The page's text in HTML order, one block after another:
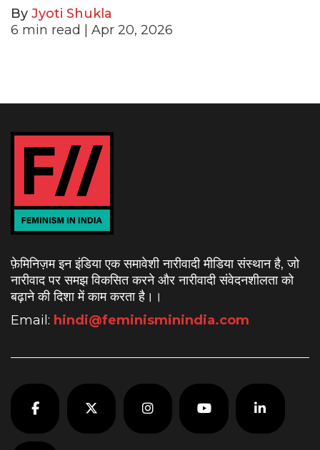
By Jyoti Shukla
6 min read | Apr 20, 2026
फ़ेमिनिज़म इन इंडिया एक समावेशी नारीवादी मीडिया संस्थान है, जो
नारीवाद पर समझ विकसित करने और नारीवादी संवेदनशीलता को
बढ़ाने की दिशा में काम करता है। ।
Email: hindi@feminisminindia.com